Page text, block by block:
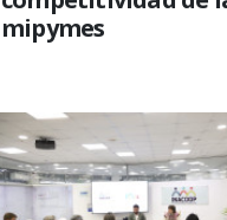
mipymes